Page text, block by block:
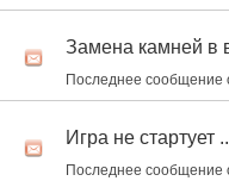
Замена камней в
Последнее сообщение
Игра не стартует
Последнее сообщение